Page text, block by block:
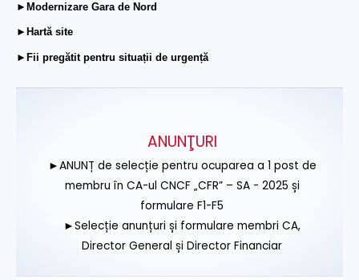
►Modernizare Gara de Nord
►Hartă site
►Fii pregătit pentru situații de urgență
ANUNŢURI
►ANUNȚ de selecție pentru ocuparea a 1 post de
membru în CA-ul CNCF „CFR” – SA - 2025 și
formulare F1-F5
►Selecție anunțuri și formulare membri CA,
Director General și Director Financiar